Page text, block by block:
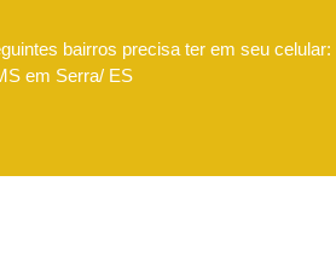
bairros precisa ter em seu
em Serra/ ES